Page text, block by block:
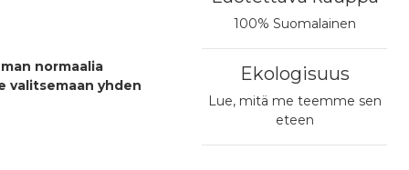
normaalia
valitsemaan yhden
100% Suomalainen
Ekologisuus
Lue, mitä me teemme sen
eteen